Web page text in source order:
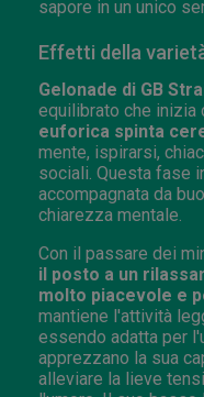
sapore in un unico
Effetti della
Gelonade di GB
equilibrato che inizia
euforica spinta
mente, ispirarsi,
sociali. Questa fase
accompagnata da
chiarezza mentale.
Con il passare dei
il posto a un
molto piacevole e
mantiene l'attività
essendo adatta per
apprezzano la sua
alleviare la lieve